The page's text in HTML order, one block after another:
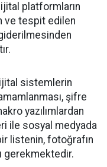
platformların
ve tespit edilen
sistemlerin
şifre
yazılımlardan
ile sosyal medyada
listenin, fotoğrafın
gerekmektedir.